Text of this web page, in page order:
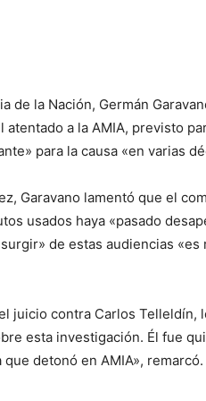
de la Nación, Germán
a la AMIA, previsto
para la causa «en varias
Garavano lamentó que el
usados haya «pasado
de estas audiencias «es
juicio contra Carlos Telleldín,
esta investigación. Él fue
detonó en AMIA», remarcó.